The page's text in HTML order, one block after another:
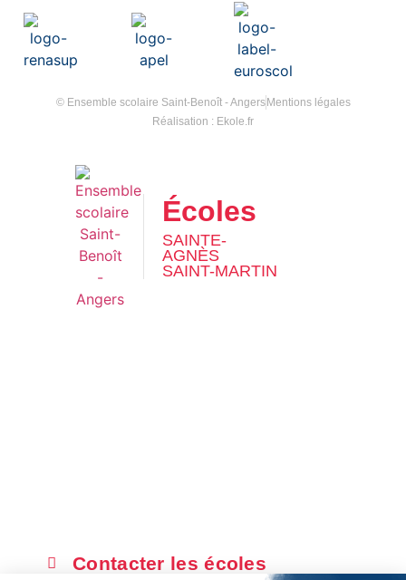
© Ensemble scolaire Saint-Benoît - Angers Mentions légales
Réalisation : Ekole.fr
Écoles
SAINTE-
AGNÈS
SAINT-MARTIN
Contacter les écoles